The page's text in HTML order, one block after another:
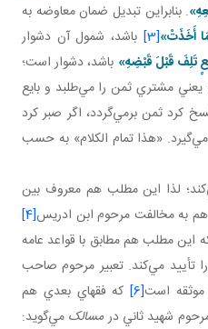
». بنابراين تبديل ضمان معاوضه به
أَخَذَتْ»[3]
باشد، شمول آن دشوار
تَلِفَ قَبْلَ قَبْضِهِ» باشد، دشوار است؛
مشتري ثمن را مي‌طلبد و بايع
کرد ثمن برمي‌گردد، اگر صبر کرد
«هذا تمام الکلام» به حسب
لذا اين مطلب هم معروف بين
به مخالفت مرحوم ابن ادريس[4]
اين مطلب هم مطابق با قواعد عامه
تأييد مي‌کند. تعبير مرحوم صاحب
موثقه است[6] که فقهاي بعدي هم
شهيد ثاني درمسالک مي‌گويد: